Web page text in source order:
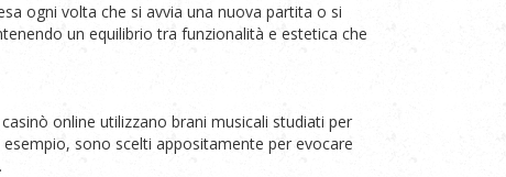
ogni volta che si avvia una nuova partita o si
un equilibrio tra funzionalità e estetica che
online utilizzano brani musicali studiati per
sono scelti appositamente per evocare